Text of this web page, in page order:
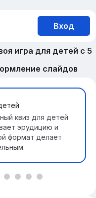
Вход
игра для детей с 5
слайдов
квиз для детей
эрудицию и
формат делает